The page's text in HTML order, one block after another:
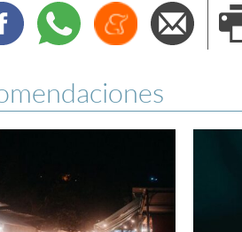
FacebookWhatsappMenéame